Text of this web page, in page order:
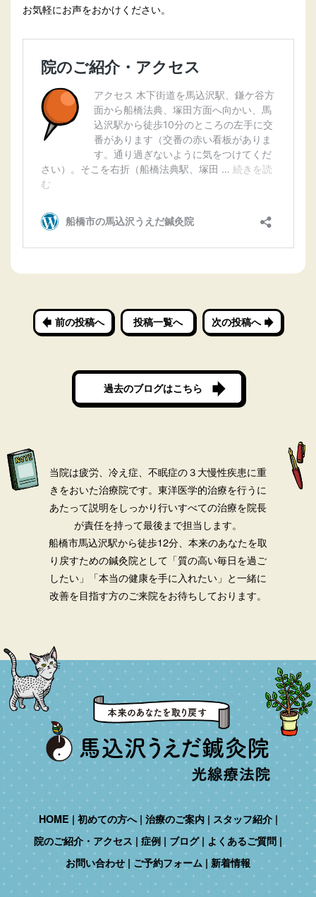
お気軽にお声をおかけください。
前の投稿へ 投稿一覧へ 次の投稿へ
過去のブログはこちら
当院は疲労、冷え症、不眠症の３大慢性疾患に重
きをおいた治療院です。 東洋医学的治療を行うに
あたって説明をしっかり行いすべての治療を院長
が責任を持って最後まで担当します。
船橋市馬込沢駅から徒歩12分、本来のあなたを取
り戻すための鍼灸院として「質の高い毎日を過ご
したい」「本当の健康を手に入れたい」と一緒に
改善を目指す方のご来院をお待ちしております。
HOME 初めての方へ 治療のご案内
スタッフ紹介
院のご紹介・アクセス
症例 ブログ
よくあるご質問
お問い合わせ ご予約フォーム 新着情報